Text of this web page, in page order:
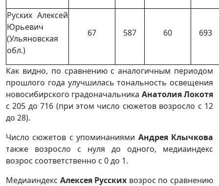
Руских Алексей
Юрьевич
(Ульяновская
обл.)
67 587 60 693
Как видно, по сравнению с аналогичным периодом
прошлого года улучшилась тональность освещения
новосибирского градоначальника Анатолия Локотя
с 205 до 716 (при этом число сюжетов возросло с 12
до 28).
Число сюжетов с упоминаниями Андрея Клычкова
также возросло с нуля до одного, медиаиндекс
возрос соответственно с 0 до 1.
Медиаиндекс Алексея Русских возрос по сравнению